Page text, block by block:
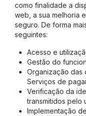
como finalidade a
web, a sua melhoria
seguro. De forma
seguintes:
Acesso e
Gestão do
Organização das
Serviços de
Verificação da
transmitidos pelo
Implementação